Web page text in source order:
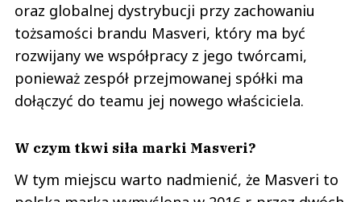
oraz globalnej dystrybucji przy zachowaniu
tożsamości brandu Masveri, który ma być
rozwijany we współpracy z jego twórcami,
ponieważ zespół przejmowanej spółki ma
dołączyć do teamu jej nowego właściciela.
W czym tkwi siła marki Masveri?
W tym miejscu warto nadmienić, że Masveri to